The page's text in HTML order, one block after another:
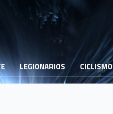
LEGIONARIOS CICLISMO